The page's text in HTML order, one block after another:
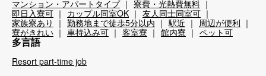
マンション・アパートタイプ
寮費・光熱費無料
即日入寮可
カップル同室OK
友人同士同室可
家族寮あり
勤務地まで徒歩5分以内 駅近
周辺が便利
寮がきれい
車持込み可 客室寮 館内寮 ペット可
多言語
Resort part-time job